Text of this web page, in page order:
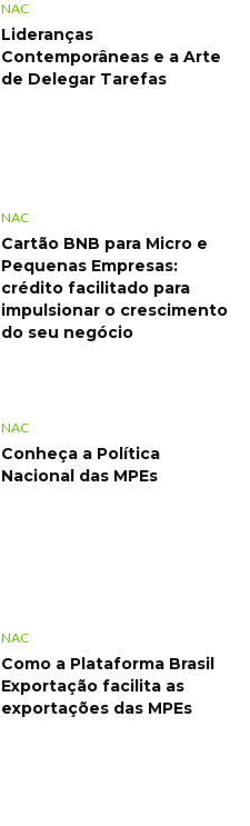
NAC
Lideranças
Contemporâneas e a Arte
de Delegar Tarefas
NAC
Cartão BNB para Micro e
Pequenas Empresas:
crédito facilitado para
impulsionar o crescimento
do seu negócio
NAC
Conheça a Política
Nacional das MPEs
NAC
Como a Plataforma Brasil
Exportação facilita as
exportações das MPEs